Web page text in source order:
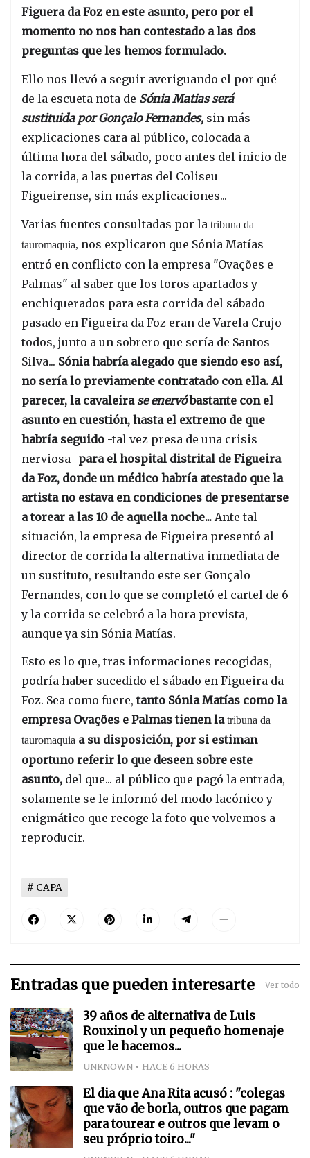
Figuera da Foz en este asunto, pero por el
momento no nos han contestado a las dos
preguntas que les hemos formulado.
Ello nos llevó a seguir averiguando el por qué
de la escueta nota de Sónia Matias será
sustituida por Gonçalo Fernandes, sin más
explicaciones cara al público, colocada a
última hora del sábado, poco antes del inicio de
la corrida, a las puertas del Coliseu
Figueirense, sin más explicaciones...
Varias fuentes consultadas por la tribuna da
tauromaquia, nos explicaron que Sónia Matías
entró en conflicto con la empresa "Ovações e
Palmas" al saber que los toros apartados y
enchiquerados para esta corrida del sábado
pasado en Figueira da Foz eran de Varela Crujo
todos, junto a un sobrero que sería de Santos
Silva... Sónia habría alegado que siendo eso así,
no sería lo previamente contratado con ella. Al
parecer, la cavaleira se enervóbastante con el
asunto en cuestión, hasta el extremo de que
habría seguido -tal vez presa de una crisis
nerviosa- para el hospital distrital de Figueira
da Foz, donde un médico habría atestado que la
artista no estava en condiciones de presentarse
a torear a las 10 de aquella noche... Ante tal
situación, la empresa de Figueira presentó al
director de corrida la alternativa inmediata de
un sustituto, resultando este ser Gonçalo
Fernandes, con lo que se completó el cartel de 6
y la corrida se celebró a la hora prevista,
aunque ya sin Sónia Matías.
Esto es lo que, tras informaciones recogidas,
podría haber sucedido el sábado en Figueira da
Foz. Sea como fuere,tanto Sónia Matías como la
empresa Ovações e Palmas tienen la tribuna da
tauromaquia a su disposición, por si estiman
oportuno referir lo que deseen sobre este
asunto, del que... al público que pagó la entrada,
solamente se le informó del modo lacónico y
enigmático que recoge la foto que volvemos a
reproducir.
CAPA
Entradas que pueden interesarte Ver todo
39 años de alternativa de Luis
Rouxinol y un pequeño homenaje
que le hacemos...
UNKNOWN HACE 6 HORAS
El dia que Ana Rita acusó : "colegas
que vão de borla, outros que pagam
para tourear e outros que levam o
seu próprio toiro..."